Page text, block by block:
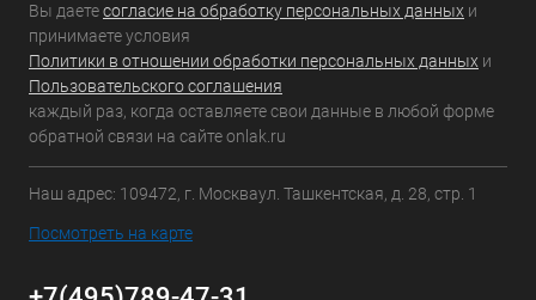
Вы даетесогласие на обработку персональных данных и
принимаете условия
Политики в отношении обработки персональных данных и
Пользовательского соглашения
каждый раз, когда оставляете свои данные в любой форме
обратной связи на сайте onlak.ru
Наш адрес: 109472, г. Москваул. Ташкентская, д. 28, стр. 1
Посмотреть на карте